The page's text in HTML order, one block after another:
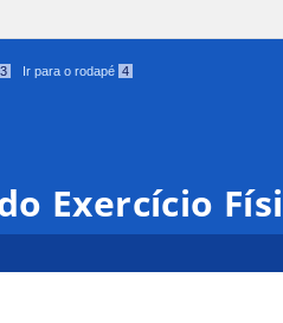
3 Ir para o rodapé 4
Exercício